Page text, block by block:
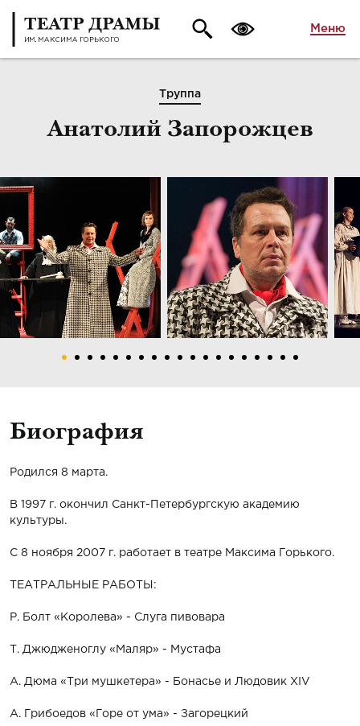
Меню
Труппа
Анатолий Запорожцев
Биография
Родился 8 марта.
В 1997 г. окончил Санкт-Петербургскую академию
культуры.
С 8 ноября 2007 г. работает в театре Максима Горького.
ТЕАТРАЛЬНЫЕ РАБОТЫ:
Р. Болт «Королева» - Слуга пивовара
Т. Джюдженоглу «Маляр» - Мустафа
А. Дюма «Три мушкетера» - Бонасье и Людовик XIV
А. Грибоедов «Горе от ума» - Загорецкий